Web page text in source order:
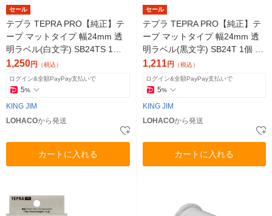
セール
テプラ TEPRA PRO【純正】テ
ープ マットタイプ 幅24mm 透
明ラベル(白文字) SB24TS 1個
キングジム
1,250円 （税込）
ログイン&全額PayPay支払いで
5%
KING JIM
LOHACOから発送
カートに入れる
セール
テプラ TEPRA PRO【純正】テ
ープ マットタイプ 幅24mm 透
明ラベル(黒文字) SB24T 1個 キ
ングジム
1,211円 （税込）
ログイン&全額PayPay支払いで
5%
KING JIM
LOHACOから発送
カートに入れる